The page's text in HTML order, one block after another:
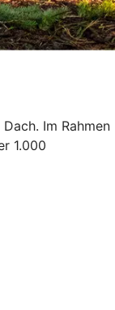
Im Rahmen
1.000